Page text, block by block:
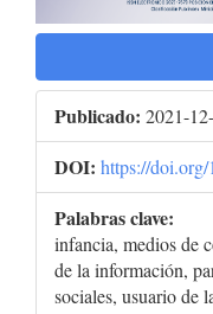
Publicado: 2021-
DOI: https://
Palabras clave:
infancia, medios de
de la información,
sociales, usuario de